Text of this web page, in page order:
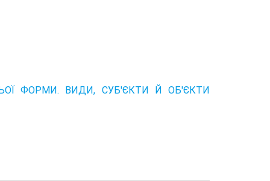
ФОРМИ. ВИДИ, СУБ'ЄКТИ Й ОБ'ЄКТИ